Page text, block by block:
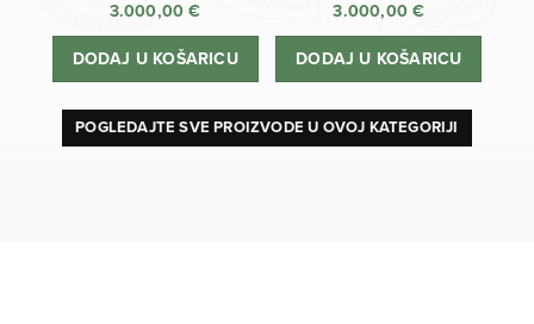
3.000,00€
DODAJ U KOŠARICU
3.000,00€
DODAJ U KOŠARICU
POGLEDAJTE SVE PROIZVODE U OVOJ KATEGORIJI